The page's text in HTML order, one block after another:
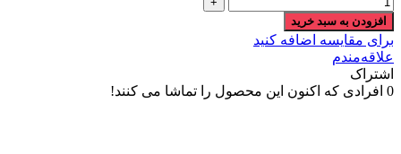
افزودن به سبد خرید
برای مقایسه اضافه کنید
علاقه‌مندم
اشتراک
0 افرادی که اکنون این محصول را تماشا می کنند!